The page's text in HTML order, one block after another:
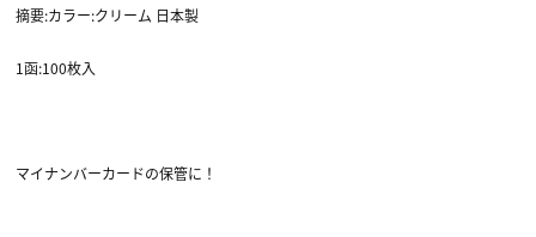
摘要:カラー:クリーム 日本製
1函:100枚入
マイナンバーカードの保管に！